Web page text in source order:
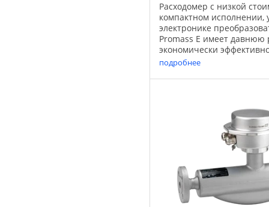
Расходомер с низкой
компактном исполнении,
электронике
Promass E имеет давнюю
экономически
точного измерения
газов в широком ...
подробнее